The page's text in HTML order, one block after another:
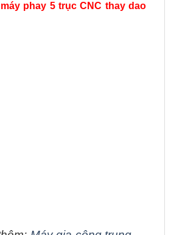
phay 5 trục CNC thay dao